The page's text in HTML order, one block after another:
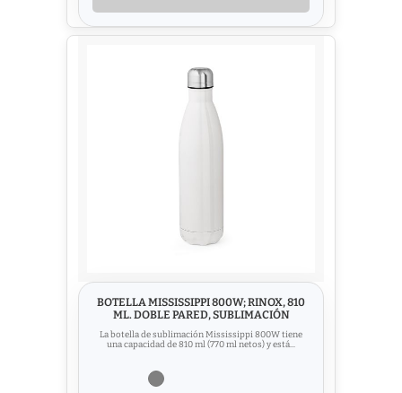
BOTELLA MISSISSIPPI 800W; RINOX, 810
ML. DOBLE PARED, SUBLIMACIÓN
La botella de sublimación Mississippi 800W tiene
una capacidad de 810 ml (770 ml netos) y está...